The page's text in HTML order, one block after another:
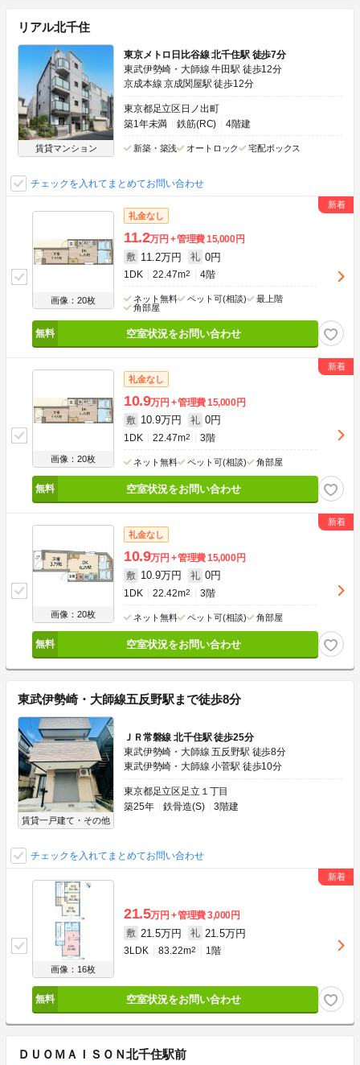
リアル北千住
賃貸マンション
東京メトロ日比谷線 北千住駅 徒歩7分
東武伊勢崎・大師線 牛田駅 徒歩12分
京成本線 京成関屋駅 徒歩12分
東京都足立区日ノ出町
築1年未満
鉄筋(RC) 4階建
新築・築浅 オートロック 宅配ボックス
チェックを入れてまとめてお問い合わせ
画像：20枚
礼金なし
11.2万円 管理費15,000円
敷 11.2万円 礼 0円
1DK 22.47m2 4階
ネット無料 ペット可(相談)
最上階
角部屋
空室状況をお問い合わせ
画像：20枚
礼金なし
10.9万円 管理費15,000円
敷 10.9万円 礼 0円
1DK 22.47m2 3階
ネット無料 ペット可(相談) 角部屋
空室状況をお問い合わせ
画像：20枚
礼金なし
10.9万円 管理費15,000円
敷 10.9万円 礼 0円
1DK 22.42m2 3階
ネット無料 ペット可(相談) 角部屋
空室状況をお問い合わせ
東武伊勢崎・大師線五反野駅まで徒歩8分
賃貸一戸建て・その他
ＪＲ常磐線 北千住駅 徒歩25分
東武伊勢崎・大師線 五反野駅 徒歩8分
東武伊勢崎・大師線 小菅駅 徒歩10分
東京都足立区足立１丁目
築25年
鉄骨造(S) 3階建
チェックを入れてまとめてお問い合わせ
画像：16枚
21.5万円 管理費3,000円
敷 21.5万円 礼 21.5万円
3LDK 83.22m2 1階
空室状況をお問い合わせ
ＤＵＯＭＡＩＳＯＮ北千住駅前